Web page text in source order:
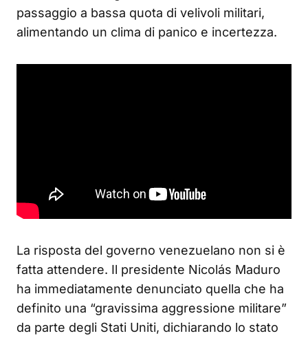
passaggio a bassa quota di velivoli militari,
alimentando un clima di panico e incertezza.
La risposta del governo venezuelano non si è
fatta attendere. Il presidente Nicolás Maduro
ha immediatamente denunciato quella che ha
definito una “gravissima aggressione militare”
da parte degli Stati Uniti, dichiarando lo stato